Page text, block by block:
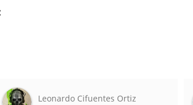
Lidia Bonet Ribas